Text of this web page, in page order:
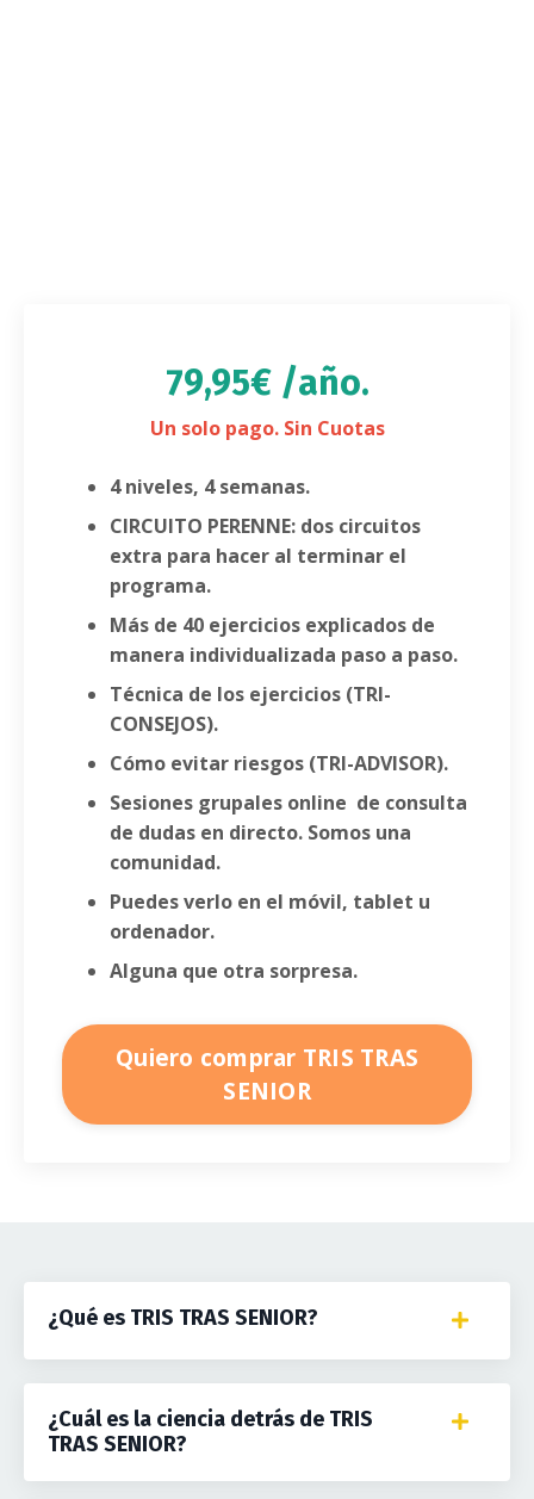
79,95€ /año.
Un solo pago. Sin Cuotas
4 niveles, 4 semanas.
CIRCUITO PERENNE: dos circuitos
extra para hacer al terminar el
programa.
Más de 40 ejercicios explicados de
manera individualizada paso a paso.
Técnica de los ejercicios (TRI-
CONSEJOS).
Cómo evitar riesgos (TRI-ADVISOR).
Sesiones grupales online de consulta
de dudas en directo. Somos una
comunidad.
Puedes verlo en el móvil, tablet u
ordenador.
Alguna que otra sorpresa.
Quiero comprar TRIS TRAS
SENIOR
¿Qué es TRIS TRAS SENIOR?
¿Cuál es la ciencia detrás de TRIS
TRAS SENIOR?